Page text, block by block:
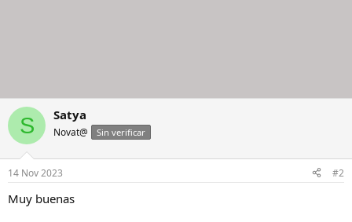
S Satya
Novat@ Sin verificar
14 Nov 2023 #2
Muy buenas